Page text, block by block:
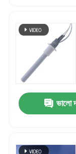
বাণিজ্যিক ওজোন
পোর্টেবল ওজোন মেশিন
উচ্চ ভোল্টেজ
ভালো